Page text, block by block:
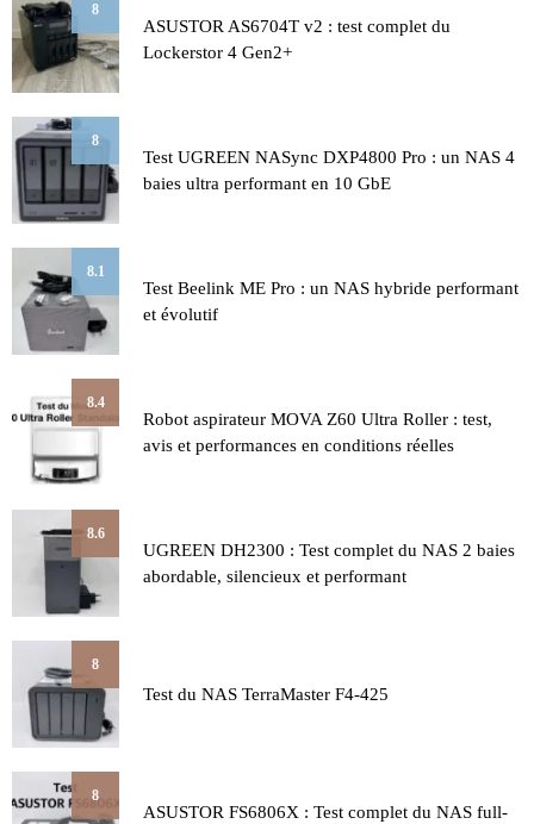
8
ASUSTOR AS6704T v2 : test complet du
Lockerstor 4 Gen2+
8
Test UGREEN NASync DXP4800 Pro : un NAS 4
baies ultra performant en 10 GbE
8.1
Test Beelink ME Pro : un NAS hybride performant
et évolutif
8.4
Robot aspirateur MOVA Z60 Ultra Roller : test,
avis et performances en conditions réelles
8.6
UGREEN DH2300 : Test complet du NAS 2 baies
abordable, silencieux et performant
8
Test du NAS TerraMaster F4-425
8
ASUSTOR FS6806X : Test complet du NAS full-